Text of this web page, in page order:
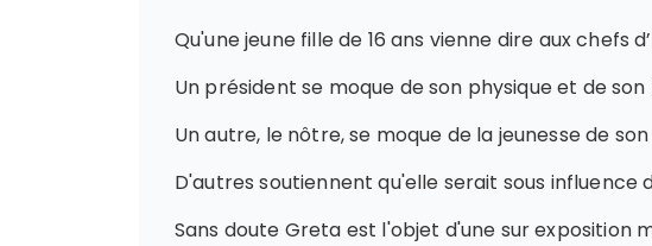
Qu'une jeune fille de 16 ans vienne dire aux chefs
Un président se moque de son physique et de son
Un autre, le nôtre, se moque de la jeunesse de
D'autres soutiennent qu'elle serait sous
Sans doute Greta est l'objet d'une sur